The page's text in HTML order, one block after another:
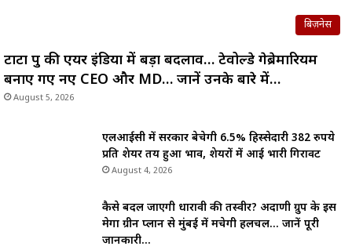
बिज़नेस
टाटा ग्रुप की एयर इंडिया में बड़ा बदलाव… टेवोल्डे गेब्रेमारियम
बनाए गए नए CEO और MD… जानें उनके बारे में…
August 5, 2026
एलआईसी में सरकार बेचेगी 6.5% हिस्सेदारी 382 रुपये
प्रति शेयर तय हुआ भाव, शेयरों में आई भारी गिरावट
August 4, 2026
कैसे बदल जाएगी धारावी की तस्वीर? अदाणी ग्रुप के इस
मेगा ग्रीन प्लान से मुंबई में मचेगी हलचल… जानें पूरी
जानकारी…